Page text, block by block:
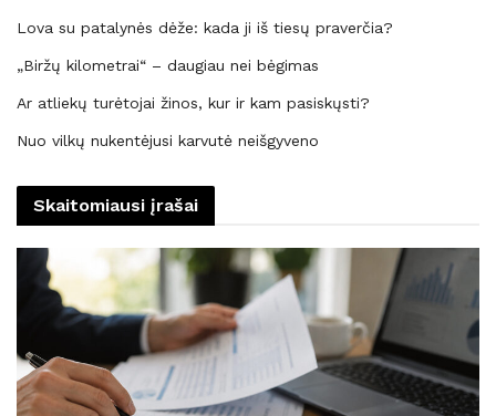
Lova su patalynės dėže: kada ji iš tiesų praverčia?
„Biržų kilometrai“ – daugiau nei bėgimas
Ar atliekų turėtojai žinos, kur ir kam pasiskųsti?
Nuo vilkų nukentėjusi karvutė neišgyveno
Skaitomiausi įrašai